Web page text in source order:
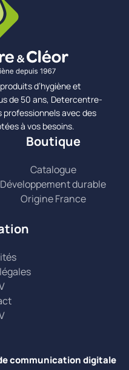
d’hygiène et
de 50 ans, Detercentre-
professionnels avec des
à vos besoins.
Boutique
Catalogue
Développement durable
Origine France
communication digitale